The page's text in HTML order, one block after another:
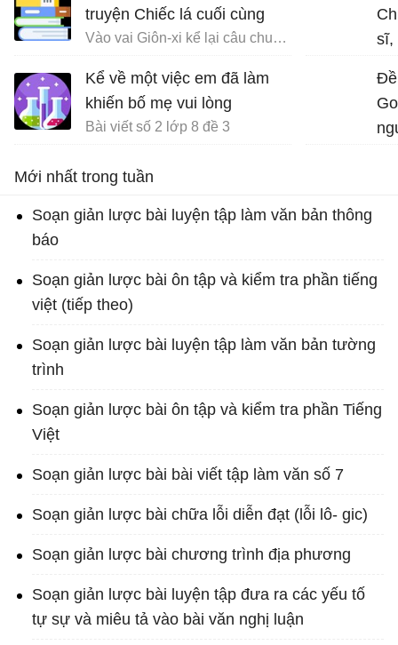
truyện Chiếc lá cuối cùng
Vào vai Giôn-xi kể lại câu chuyện Chiếc lá cuối cùng
Kể về một việc em đã làm
khiến bố mẹ vui lòng
Bài viết số 2 lớp 8 đề 3
sĩ,
Đề
Mới nhất trong tuần
Soạn giản lược bài luyện tập làm văn bản thông
báo
Soạn giản lược bài ôn tập và kiểm tra phần tiếng
việt (tiếp theo)
Soạn giản lược bài luyện tập làm văn bản tường
trình
Soạn giản lược bài ôn tập và kiểm tra phần Tiếng
Việt
Soạn giản lược bài bài viết tập làm văn số 7
Soạn giản lược bài chữa lỗi diễn đạt (lỗi lô- gic)
Soạn giản lược bài chương trình địa phương
Soạn giản lược bài luyện tập đưa ra các yếu tố
tự sự và miêu tả vào bài văn nghị luận